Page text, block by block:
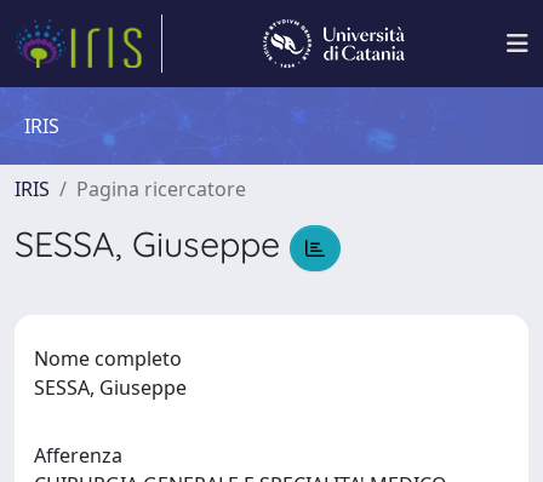
IRIS
IRIS Pagina ricercatore
SESSA, Giuseppe
Nome completo
SESSA, Giuseppe
Afferenza